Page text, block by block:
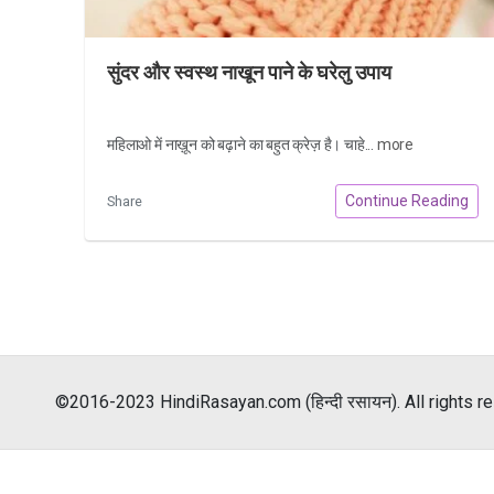
सुंदर और स्वस्थ नाखून पाने के घरेलु उपाय
महिलाओ में नाख़ून को बढ़ाने का बहुत क्रेज़ है। चाहे... more
Share Continue Reading
©2016-2023 HindiRasayan.com (हिन्दी रसायन). All rights